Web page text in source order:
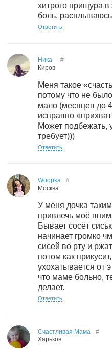
хитрого прищура
боль,
Ответить
Ника
Киров
#
Меня такое
потому что не
мало (месяцев до
исправно
Может подбежать,
требует)))
Ответить
Woopka
Москва
#
У меня дочка
привлечь моё
Бывает сосёт
начинает громко
сисей во рту и
потом как
ухохатывается от
что маме больно,
делает.
Ответить
Счастливая Мама
Харьков
#